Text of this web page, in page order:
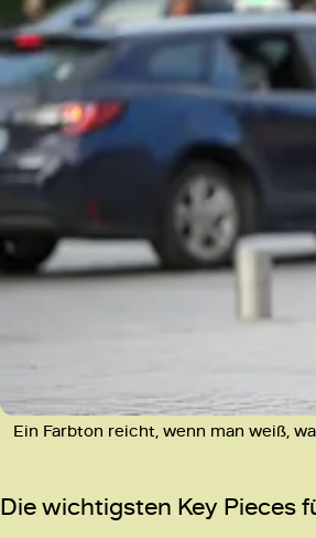
Ein Farbton reicht, wenn man weiß,
Die wichtigsten Key Pieces